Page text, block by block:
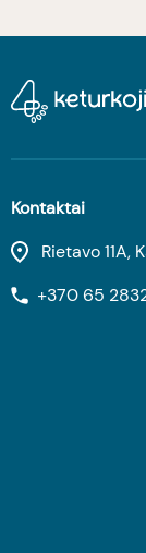
Kontaktai
Rietavo 11A,
+370 65